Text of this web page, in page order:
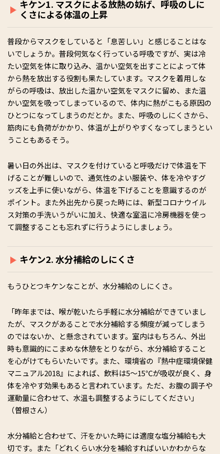
キケン1. マスクによる放熱の妨げ、呼吸のしに
くさによる体温の上昇
普段からマスクをしていると「息苦しい」と感じることはな
いでしょうか。普段何気なく行っている呼吸ですが、実は冷
たい空気を体に取り込み、温かい空気を出すことによって体
から熱を放出する役割も果たしています。マスクを着用しな
がらの呼吸は、放出した温かい空気をマスクに留め、また温
かい空気を吸ってしまっているので、体内に熱がこもる原因の
ひとつになってしまうのだとか。また、呼吸のしにくさから、
筋肉にも負荷がかかり、体温が上がりやすくなってしまうとい
うこともあるそう。
暑い日の外出は、マスクを付けていると呼吸だけで体温を下
げることが難しいので、通気性のよい服装や、体を冷やすグ
ッズを上手に使いながら、体温を下げることを意識するのが
ポイント。また外出先から戻った時には、新型コロナウイル
ス対策の手洗いうがいに加え、快適な室温に冷房機器を使っ
て調整することも忘れずに行うようにしましょう。
キケン2. 水分補給のしにくさ
もうひとつキケンなことが、水分補給のしにくさ。
「昨年までは、喉が乾いたら手軽に水分補給ができていまし
たが、マスクがあることで水分補給する頻度が減ってしまう
のではないか、と懸念されています。室内はもちろん、外出
時も意識的にこまめな休憩をとりながら、水分補給すること
を心がけてもらいたいです。また、環境省の『熱中症環境保健
マニュアル2018』によれば、飲料は5〜15℃が吸収が良く、身
体を冷やす効果もあると言われています。ただ、お腹の調子や
運動量に合わせて、水温も調整するようにしてください」
（曽根さん）
水分補給と合わせて、汗をかいた時には適度な塩分補給も大
切です。また「どれくらい水分を補給すればいいかわからな